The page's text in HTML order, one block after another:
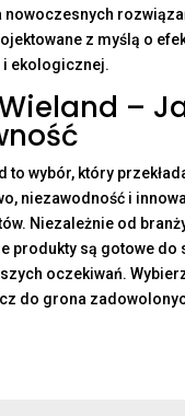
nowoczesnych
z myślą o
i ekologicznej.
Wieland –
to wybór, który
niezawodność i
Niezależnie od
produkty są gotowe do
oczekiwań.
do grona